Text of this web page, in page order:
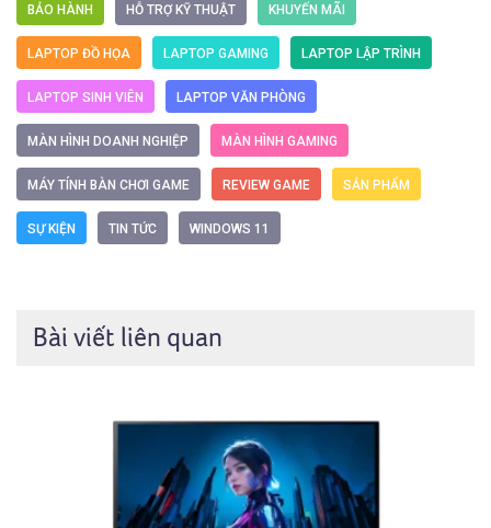
BẢO HÀNH HỖ TRỢ KỸ THUẬT KHUYẾN MÃI
LAPTOP ĐỒ HỌA LAPTOP GAMING LAPTOP LẬP TRÌNH
LAPTOP SINH VIÊN LAPTOP VĂN PHÒNG
MÀN HÌNH DOANH NGHIỆP MÀN HÌNH GAMING
MÁY TÍNH BÀN CHƠI GAME REVIEW GAME SẢN PHẨM
SỰ KIỆN TIN TỨC WINDOWS 11
Bài viết liên quan